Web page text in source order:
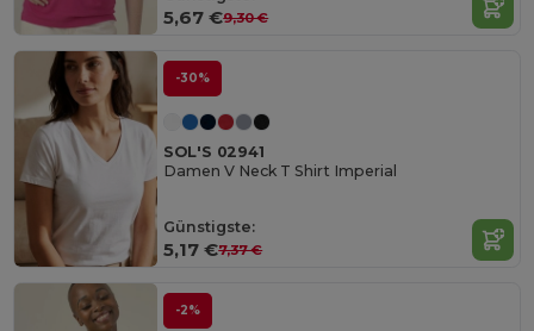
5,67 €9,30 €
-30%
SOL'S 02941
Damen V Neck T Shirt Imperial
Günstigste:
5,17 €7,37 €
-2%